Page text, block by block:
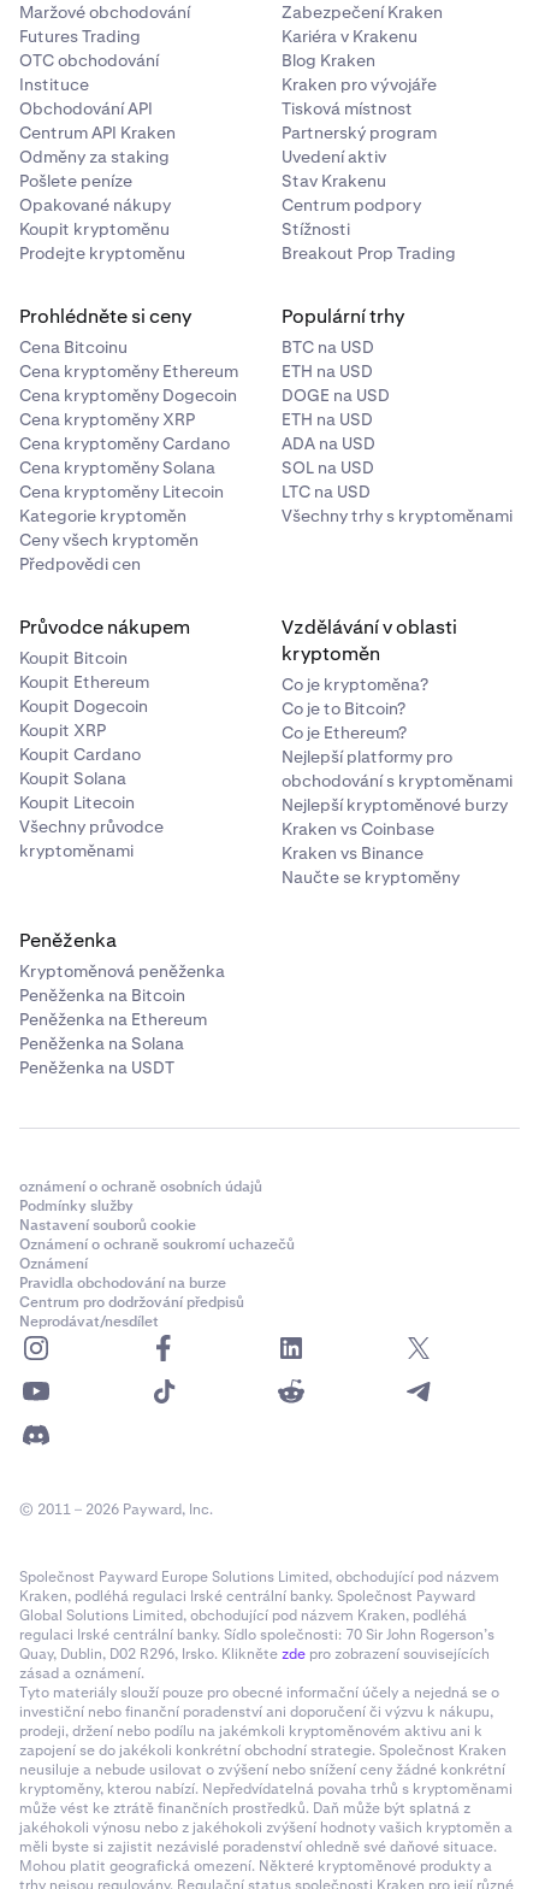
Maržové obchodování
Futures Trading
OTC obchodování
Instituce
Obchodování API
Centrum API Kraken
Odměny za staking
Pošlete peníze
Opakované nákupy
Koupit kryptoměnu
Prodejte kryptoměnu
Zabezpečení Kraken
Kariéra v Krakenu
Blog Kraken
Kraken pro vývojáře
Tisková místnost
Partnerský program
Uvedení aktiv
Stav Krakenu
Centrum podpory
Stížnosti
Breakout Prop Trading
Prohlédněte si ceny
Cena Bitcoinu
Cena kryptoměny Ethereum
Cena kryptoměny Dogecoin
Cena kryptoměny XRP
Cena kryptoměny Cardano
Cena kryptoměny Solana
Cena kryptoměny Litecoin
Kategorie kryptoměn
Ceny všech kryptoměn
Předpovědi cen
Populární trhy
BTC na USD
ETH na USD
DOGE na USD
ETH na USD
ADA na USD
SOL na USD
LTC na USD
Všechny trhy s kryptoměnami
Průvodce nákupem
Koupit Bitcoin
Koupit Ethereum
Koupit Dogecoin
Koupit XRP
Koupit Cardano
Koupit Solana
Koupit Litecoin
Všechny průvodce
kryptoměnami
Vzdělávání v oblasti
kryptoměn
Co je kryptoměna?
Co je to Bitcoin?
Co je Ethereum?
Nejlepší platformy pro
obchodování s kryptoměnami
Nejlepší kryptoměnové burzy
Kraken vs Coinbase
Kraken vs Binance
Naučte se kryptoměny
Peněženka
Kryptoměnová peněženka
Peněženka na Bitcoin
Peněženka na Ethereum
Peněženka na Solana
Peněženka na USDT
oznámení o ochraně osobních údajů
Podmínky služby
Nastavení souborů cookie
Oznámení o ochraně soukromí uchazečů
Oznámení
Pravidla obchodování na burze
Centrum pro dodržování předpisů
Neprodávat/nesdílet
© 2011 – 2026 Payward, Inc.
Společnost Payward Europe Solutions Limited, obchodující pod názvem
Kraken, podléhá regulaci Irské centrální banky. Společnost Payward
Global Solutions Limited, obchodující pod názvem Kraken, podléhá
regulaci Irské centrální banky. Sídlo společnosti: 70 Sir John Rogerson’s
Quay, Dublin, D02 R296, Irsko. Kliknětezde pro zobrazení souvisejících
zásad a oznámení.
Tyto materiály slouží pouze pro obecné informační účely a nejedná se o
investiční nebo finanční poradenství ani doporučení či výzvu k nákupu,
prodeji, držení nebo podílu na jakémkoli kryptoměnovém aktivu ani k
zapojení se do jakékoli konkrétní obchodní strategie. Společnost Kraken
neusiluje a nebude usilovat o zvýšení nebo snížení ceny žádné konkrétní
kryptoměny, kterou nabízí. Nepředvídatelná povaha trhů s kryptoměnami
může vést ke ztrátě finančních prostředků. Daň může být splatná z
jakéhokoli výnosu nebo z jakéhokoli zvýšení hodnoty vašich kryptoměn a
měli byste si zajistit nezávislé poradenství ohledně své daňové situace.
Mohou platit geografická omezení. Některé kryptoměnové produkty a